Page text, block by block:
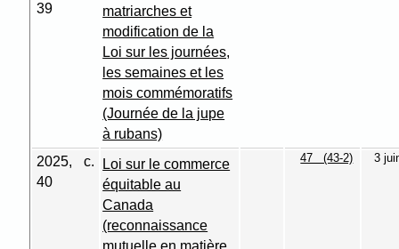
39
matriarches et
modification de la
Loi sur les journées,
les semaines et les
mois commémoratifs
(Journée de la jupe
à rubans)
2025, c.
40
Loi sur le commerce
équitable au
Canada
(reconnaissance
mutuelle en matière
47 (43-2) 3